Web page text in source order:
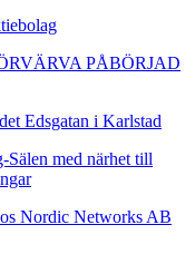
PÅBÖRJAD
Edsgatan i Karlstad
Sälen med närhet till
Nordic Networks AB